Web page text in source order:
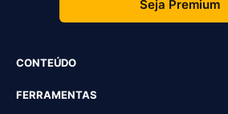
Seja Premium
CONTEÚDO
FERRAMENTAS